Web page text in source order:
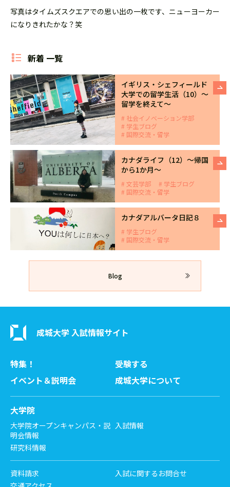
写真はタイムズスクエアでの思い出の一枚です、ニューヨーカー
になりきれたかな？笑
新着 一覧
イギリス・シェフィールド
大学での留学生活（10）～
留学を終えて～
社会イノベーション学部
学生ブログ
国際交流・留学
カナダライフ（12）～帰国
から1か月～
文芸学部
学生ブログ
国際交流・留学
カナダアルバータ日記８
学生ブログ
国際交流・留学
Blog
成城大学 入試情報サイト
特集！
受験する
イベント＆説明会
成城大学について
大学院
大学院オープンキャンパス・説
明会情報
入試情報
研究科情報
資料請求
入試に関するお問合せ